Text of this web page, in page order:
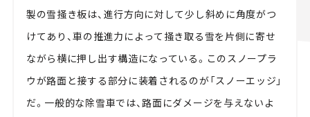
製の雪掻き板は、進行方向に対して少し斜めに角度がつ
けてあり、車の推進力によって掻き取る雪を片側に寄せ
ながら横に押し出す構造になっている。このスノープラ
ウが路面と接する部分に装着されるのが「スノーエッジ」
だ。一般的な除雪車では、路面にダメージを与えないよ